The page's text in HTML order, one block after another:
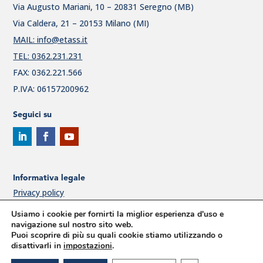
Via Augusto Mariani, 10 – 20831 Seregno (MB)
Via Caldera, 21 – 20153 Milano (MI)
MAIL: info@etass.it
TEL: 0362.231.231
FAX: 0362.221.566
P.IVA: 06157200962
Seguici su
Informativa legale
Privacy policy
Cookie Policy
Politica per la qualità ETAss
Modello 231
Usiamo i cookie per fornirti la miglior esperienza d'uso e
navigazione sul nostro sito web.
Puoi scoprire di più su quali cookie stiamo utilizzando o
disattivarli in impostazioni.